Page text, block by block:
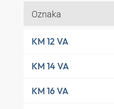
Oznaka
KM 12 VA
KM 14 VA
KM 16 VA